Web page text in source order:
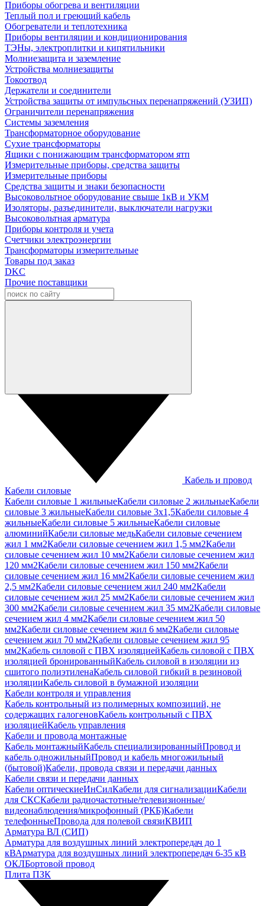
Приборы обогрева и вентиляции
Теплый пол и греющий кабель
Обогреватели и теплотехника
Приборы вентиляции и кондиционирования
ТЭНы, электроплитки и кипятильники
Молниезащита и заземление
Устройства молниезащиты
Токоотвод
Держатели и соединители
Устройства защиты от импульсных перенапряжений (УЗИП)
Ограничители перенапряжения
Системы заземления
Трансформаторное оборудование
Сухие трансформаторы
Ящики с понижающим трансформатором ятп
Измерительные приборы, средства защиты
Измерительные приборы
Средства защиты и знаки безопасности
Высоковольтное оборудование свыше 1кВ и УКМ
Изоляторы, разъединители, выключатели нагрузки
Высоковольтная арматура
Приборы контроля и учета
Счетчики электроэнергии
Трансформаторы измерительные
Товары под заказ
DKC
Прочие поставщики
Кабель и провод
Кабели силовые
Кабели силовые 1 жильныеКабели силовые 2 жильныеКабели
силовые 3 жильныеКабели силовые 3х1,5Кабели силовые 4
жильныеКабели силовые 5 жильныеКабели силовые
алюминийКабели силовые медьКабели силовые сечением
жил 1 мм2Кабели силовые сечением жил 1,5 мм2Кабели
силовые сечением жил 10 мм2Кабели силовые сечением жил
120 мм2Кабели силовые сечением жил 150 мм2Кабели
силовые сечением жил 16 мм2Кабели силовые сечением жил
2,5 мм2Кабели силовые сечением жил 240 мм2Кабели
силовые сечением жил 25 мм2Кабели силовые сечением жил
300 мм2Кабели силовые сечением жил 35 мм2Кабели силовые
сечением жил 4 мм2Кабели силовые сечением жил 50
мм2Кабели силовые сечением жил 6 мм2Кабели силовые
сечением жил 70 мм2Кабели силовые сечением жил 95
мм2Кабель силовой с ПВХ изоляциейКабель силовой с ПВХ
изоляцией бронированныйКабель силовой в изоляции из
сшитого полиэтиленаКабель силовой гибкий в резиновой
изоляцииКабель силовой в бумажной изоляции
Кабели контроля и управления
Кабель контрольный из полимерных композиций, не
содержащих галогеновКабель контрольный с ПВХ
изоляциейКабель управления
Кабели и провода монтажные
Кабель монтажныйКабель специализированныйПровод и
кабель одножильныйПровод и кабель многожильный
(бытовой)Кабели, провода связи и передачи данных
Кабели связи и передачи данных
Кабели оптическиеИнСилКабели для сигнализацииКабели
для СКСКабели радиочастотные/телевизионные/
видеонаблюдения/микрофонный (РКБ)Кабели
телефонныеПровода для полевой связиКВИП
Арматура ВЛ (СИП)
Арматура для воздушных линий электропередач до 1
кВАрматура для воздушных линий электропередач 6-35 кВ
ОКЛБортовой провод
Плита ПЗК